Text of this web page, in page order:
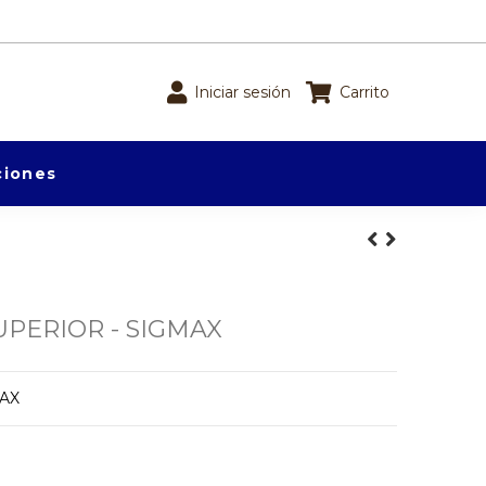
Iniciar sesión Carrito
- SIGMAX